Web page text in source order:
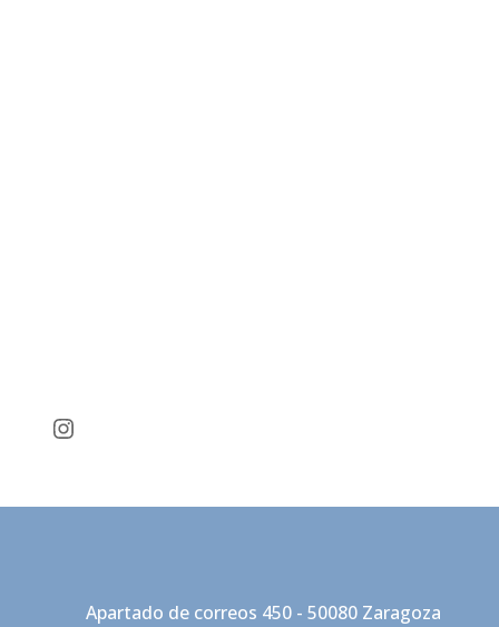
Instagram
Apartado de correos 450 - 50080 Zaragoza